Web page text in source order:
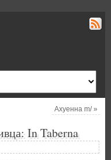
Ахуенна m/»
In Taberna